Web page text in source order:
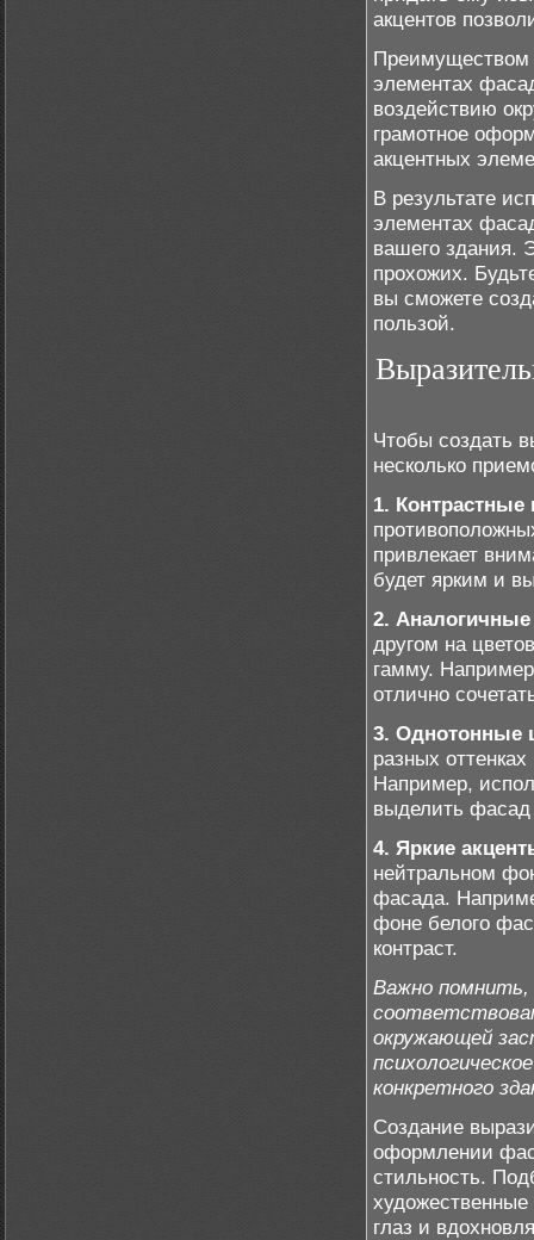
акцентов
Преимуществом
элементах
воздействию
грамотное
акцентных
В результате
элементах
вашего здания.
прохожих.
вы сможете
пользой.
Чтобы создать
несколько
1. Контрастные
привлекает
будет ярким и
2. Аналогичные
другом на
гамму.
отлично
3. Однотонные
разных
Например,
выделить
4. Яркие
нейтральном
фасада.
фоне белого
контраст.
Важно
окружающей
конкретного
Создание
оформлении
стильность.
художественные
глаз и